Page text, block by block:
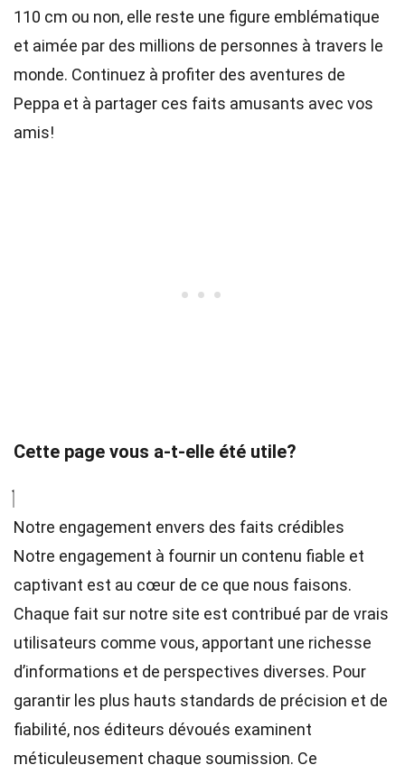
110 cm ou non, elle reste une figure emblématique
et aimée par des millions de personnes à travers le
monde. Continuez à profiter des aventures de
Peppa et à partager ces faits amusants avec vos
amis!
Cette page vous a-t-elle été utile?
Notre engagement envers des faits crédibles
Notre engagement à fournir un contenu fiable et
captivant est au cœur de ce que nous faisons.
Chaque fait sur notre site est contribué par de vrais
utilisateurs comme vous, apportant une richesse
d’informations et de perspectives diverses. Pour
garantir les plus hauts standards de précision et de
fiabilité, nos éditeurs dévoués examinent
méticuleusement chaque soumission. Ce